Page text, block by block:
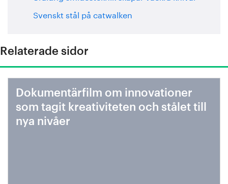
Svenskt stål på catwalken
Relaterade sidor
Dokumentärfilm om innovationer
som tagit kreativiteten och stålet till
nya nivåer